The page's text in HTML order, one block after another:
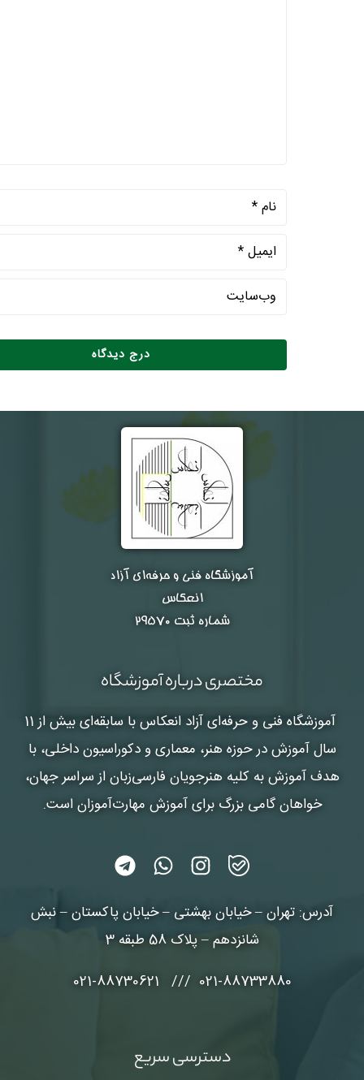
آموزشگاه فنی و حرفه‌ای آزاد
انعکاس
شماره ثبت ۲۹۵۷۰
مختصری درباره آموزشگاه
آموزشگاه فنی و حرفه‌ای آزاد انعکاس
با سابقه‌ای بیش از 11
سال آموزش در حوزه هنر، معماری و دکوراسیون داخلی، با
هدف آموزش به کلیه هنرجویان فارسی‌زبان از سراسر جهان،
خواهان گامی بزرگ برای آموزش مهارت‌آموزان است.
آدرس: تهران – خیابان بهشتی – خیابان پاکستان – نبش
شانزدهم – پلاک 58 طبقه 3
021-88733880 /// 021-88730621
دسترسی سریع